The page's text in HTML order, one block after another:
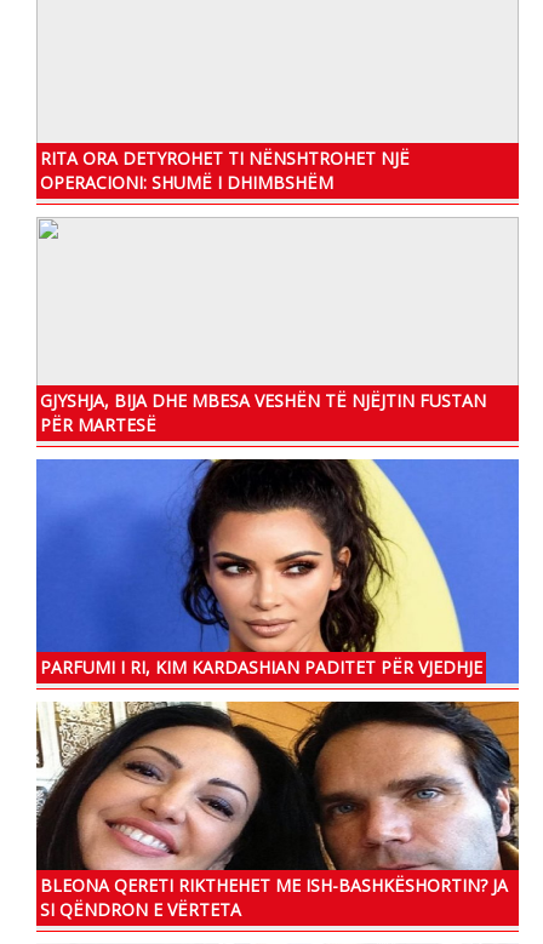
RITA ORA DETYROHET TI NËNSHTROHET NJË
OPERACIONI: SHUMË I DHIMBSHËM
GJYSHJA, BIJA DHE MBESA VESHËN TË NJËJTIN FUSTAN
PËR MARTESË
PARFUMI I RI, KIM KARDASHIAN PADITET PËR VJEDHJE
BLEONA QERETI RIKTHEHET ME ISH-BASHKËSHORTIN? JA
SI QËNDRON E VËRTETA